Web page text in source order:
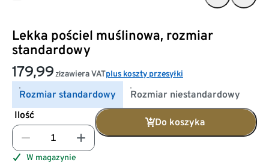
Lekka pościel muślinowa, rozmiar
standardowy
179,99 złzawiera VATplus koszty przesyłki
Rozmiar standardowy
Rozmiar niestandardowy
Ilość
Do koszyka
W magazynie